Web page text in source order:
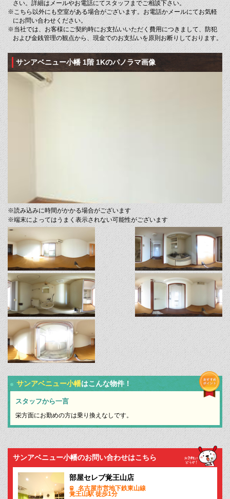
さい。詳細はメールやお電話にてスタッフまでご相談下さい。
※こちら以外にも空室がある場合がございます。お電話かメールにてお気軽
にお問い合わせください。
※当社では、お客様にご契約時にお支払いいただく費用につきまして、防犯
および金銭管理の観点から、現金でのお支払いを原則お断りしております。
サンアベニュー小幡 1階 1Kのパノラマ画像
※読み込みに時間がかかる場合がございます
※端末によってはうまく表示されない可能性がございます
サンアベニュー小幡はこんな物件！
スタッフから一言
栄方面にお勤めの方は乗り換えなしです。
サンアベニュー小幡のお問い合わせはこちら
部屋セレブ覚王山店
名古屋市営地下鉄東山線
覚王山駅 徒歩1分